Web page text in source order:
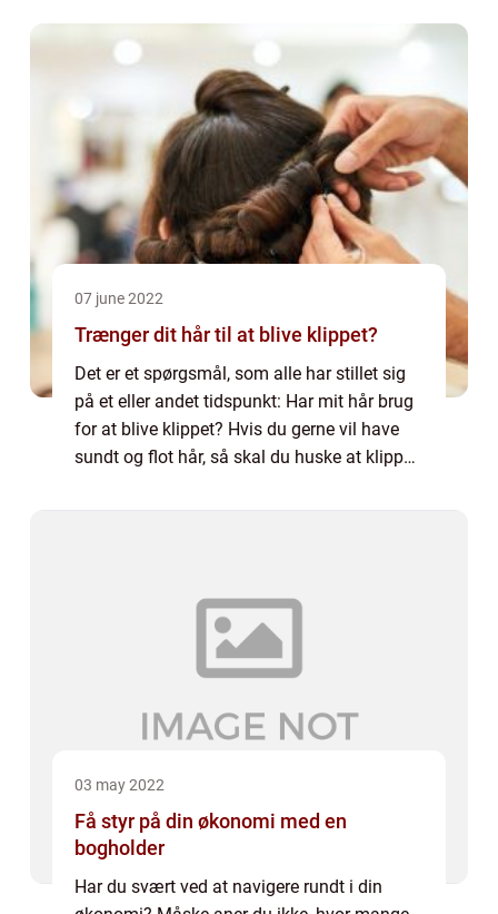
anskaffe dig en del grej. Fo...
07 june 2022
Trænger dit hår til at blive klippet?
Det er et spørgsmål, som alle har stillet sig
på et eller andet tidspunkt: Har mit hår brug
for at blive klippet? Hvis du gerne vil have
sundt og flot hår, så skal du huske at klippe
vil lade det vokse sig la...
03 may 2022
Få styr på din økonomi med en
bogholder
Har du svært ved at navigere rundt i din